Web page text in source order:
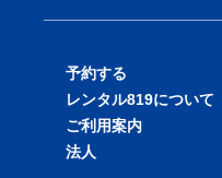
予約する
バイクを探す
店舗を探す
レンタル819について
料金表
ご利用案内
法人